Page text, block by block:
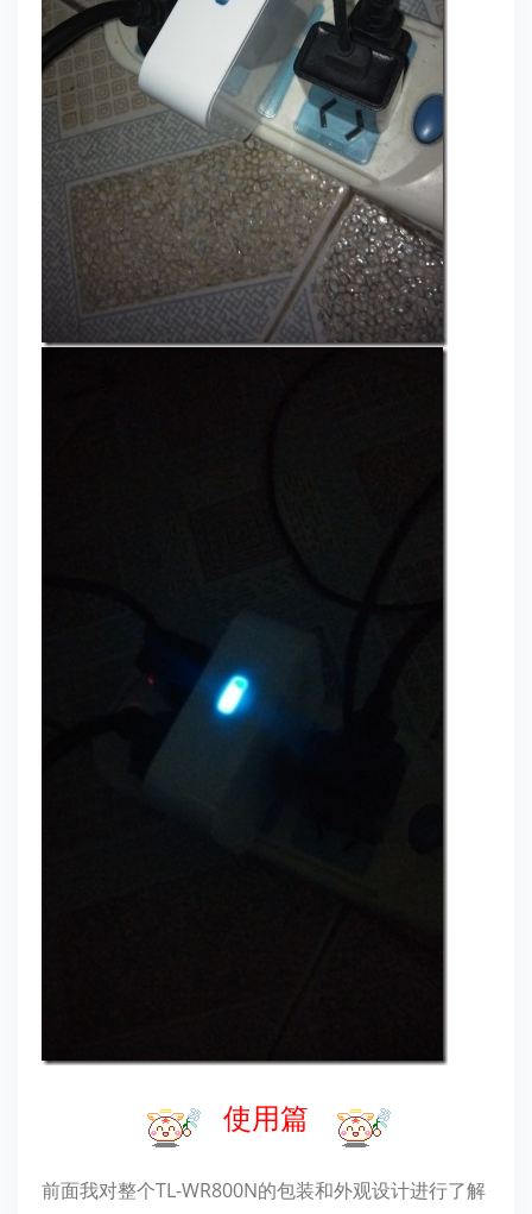
使用篇
前面我对整个TL-WR800N的包装和外观设计进行了解